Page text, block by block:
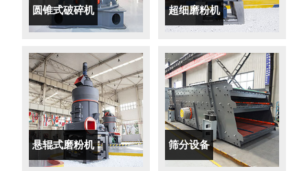
圆锥式破碎机 超细磨粉机
悬辊式磨粉机 筛分设备